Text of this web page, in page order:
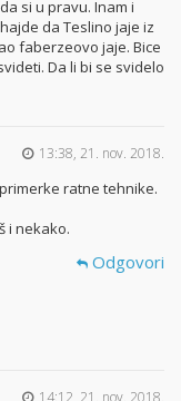
si u pravu. Inam i
da Teslino jaje iz
faberzeovo jaje. Bice
Da li bi se svidelo
13:38, 21. nov. 2018.
ratne tehnike.
i nekako.
Odgovori